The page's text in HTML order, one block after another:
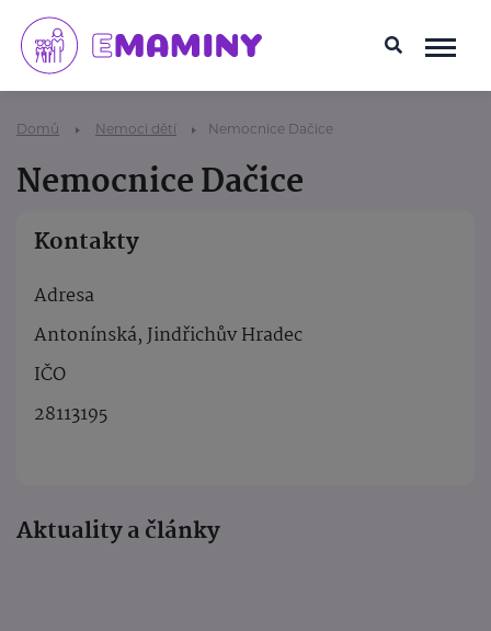
Domů Nemoci dětí Nemocnice Dačice
Nemocnice Dačice
Kontakty
Adresa
Antonínská, Jindřichův Hradec
IČO
28113195
Aktuality a články